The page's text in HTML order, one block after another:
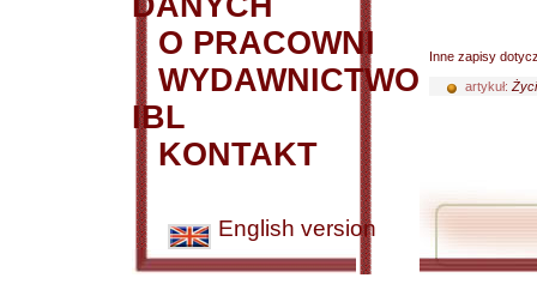
O PRACOWNI
WYDAWNICTWO
IBL
KONTAKT
English version
Inne zapisy
artykuł: